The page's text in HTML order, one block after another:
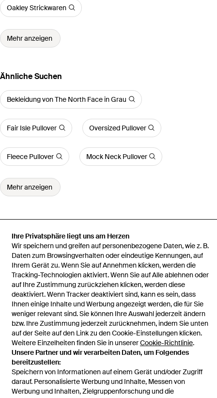
Ihre Privatsphäre liegt uns am Herzen
Wir speichern und greifen auf personenbezogene Daten, wie z. B.
Daten zum Browsingverhalten oder eindeutige Kennungen, auf
Ihrem Gerät zu. Wenn Sie auf Annehmen klicken, werden die
Tracking-Technologien aktiviert. Wenn Sie auf Alle ablehnen oder
auf Ihre Zustimmung zurückziehen klicken, werden diese
deaktiviert. Wenn Tracker deaktiviert sind, kann es sein, dass
Ihnen einige Inhalte und Werbung angezeigt werden, die für Sie
weniger relevant sind. Sie können Ihre Auswahl jederzeit ändern
bzw. Ihre Zustimmung jederzeit zurücknehmen, indem Sie unten
auf der Seite auf den Link zu den Cookie-Einstellungen klicken.
Weitere Einzelheiten finden Sie in unsererCookie-Richtlinie.
Unsere Partner und wir verarbeiten Daten, um Folgendes
bereitzustellen:
Speichern von Informationen auf einem Gerät und/oder Zugriff
darauf. Personalisierte Werbung und Inhalte, Messen von
Werbung und Inhalten, Zielgruppenforschung und die
Oakley Strickwaren
Mehr anzeigen
Ähnliche Suchen
Bekleidung von The North Face in Grau
Fair Isle Pullover Oversized Pullover
Fleece Pullover Mock Neck Pullover
Mehr anzeigen
Startseite Herren Strickwaren
The North Face Strickwaren
Essential Light Relaxed Crew
Hilfe und Informationen